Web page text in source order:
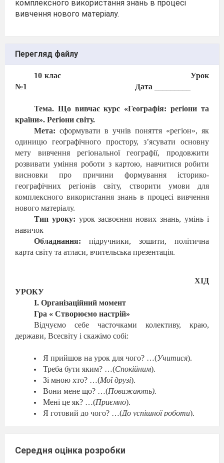
комплексного використання знань в процесі
вивчення нового матеріалу.
Перегляд файлу
10 клас
Урок
№1
Дата _________
Тема. Що вивчає курс «Географія: регіони та
країни». Регіони світу.
Мета: сформувати в учнів поняття «регіон», як
одиницю географічного простору, з’ясувати основну
мету вивчення регіональної географії, продовжити
розвивати уміння роботи з картою, навчитися робити
висновки про причини формування історико-
географічних регіонів світу, створити умови для
комплексного використання знань в процесі вивчення
нового матеріалу.
Тип уроку: урок засвоєння нових знань, умінь і
навичок
Обладнання: підручники, зошити, політична
карта світу та атласи, вчительська презентація.
ХІД
УРОКУ
І. Організаційний момент
Гра « Створюємо настрій»
Відчуємо себе часточками колективу, краю,
держави, Всесвіту і скажімо собі:
Я прийшов на урок для чого? …(Учитися).
Треба бути яким? …(Спокійним).
Зі мною хто? …(Мої друзі).
Вони мене що? …(Поважають).
Мені це як? …(Приємно).
Я готовий до чого? …(До успішної роботи).
Пригадайте:
Середня оцінка розробки